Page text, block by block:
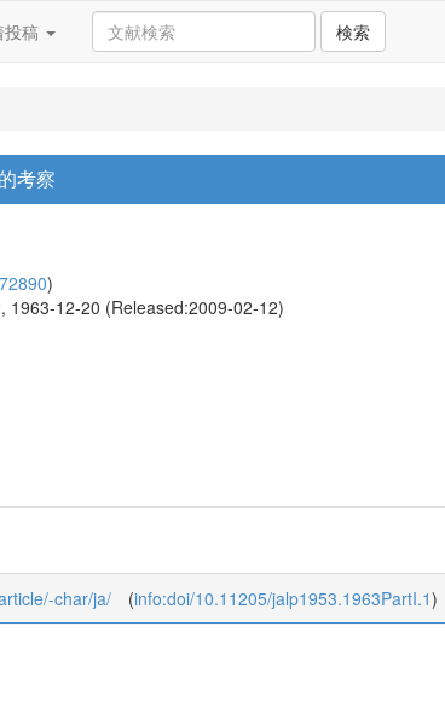
投稿 検索
考察
)
1963-12-20 (Released:2009-02-12)
char/ja/ (info:doi/10.11205/jalp1953.1963PartI.1)